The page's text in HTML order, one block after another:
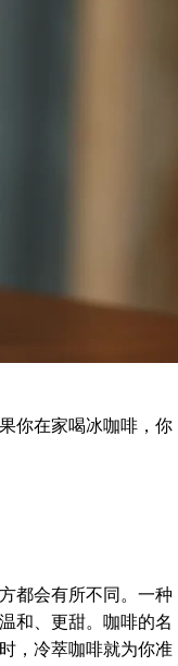
你在家喝冰咖啡，你
都会有所不同。一种
和、更甜。咖啡的名
，冷萃咖啡就为你准